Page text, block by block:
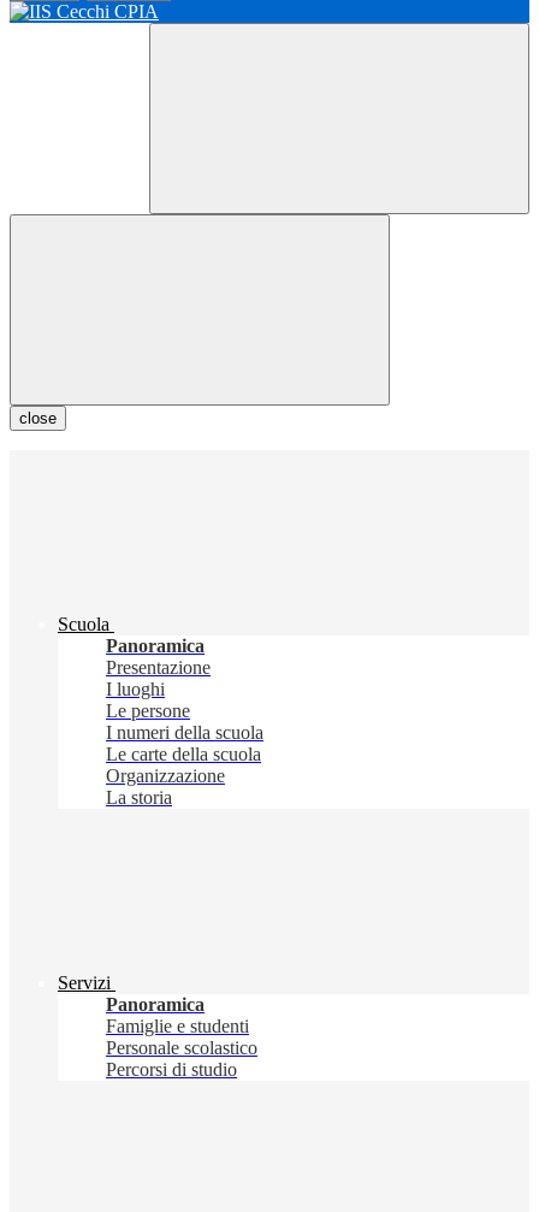
close
Scuola
Panoramica
Presentazione
I luoghi
Le persone
I numeri della scuola
Le carte della scuola
Organizzazione
La storia
Servizi
Panoramica
Famiglie e studenti
Personale scolastico
Percorsi di studio